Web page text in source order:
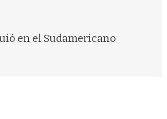
en el Sudamericano